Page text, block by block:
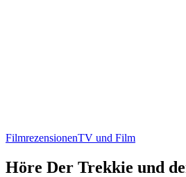
FilmrezensionenTV und Film
Höre Der Trekkie und